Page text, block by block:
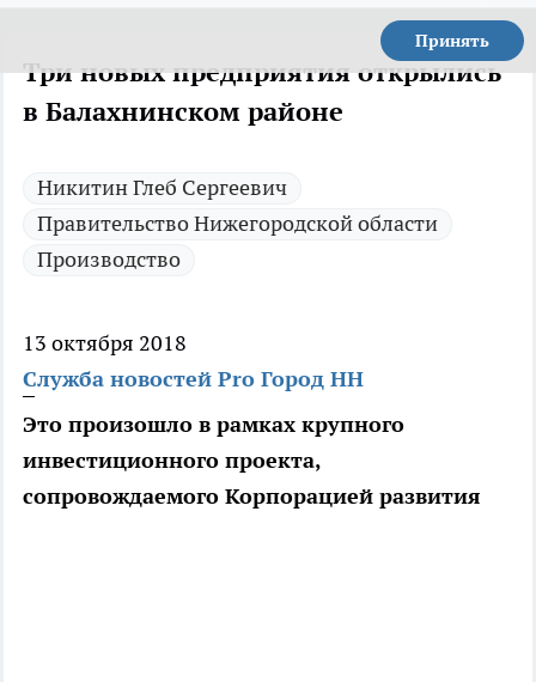
Принять
Три новых предприятия открылись
в Балахнинском районе
Никитин Глеб Сергеевич
Правительство Нижегородской области
Производство
13 октября 2018
Служба новостей Pro Город НН
Это произошло в рамках крупного
инвестиционного проекта,
сопровождаемого Корпорацией развития